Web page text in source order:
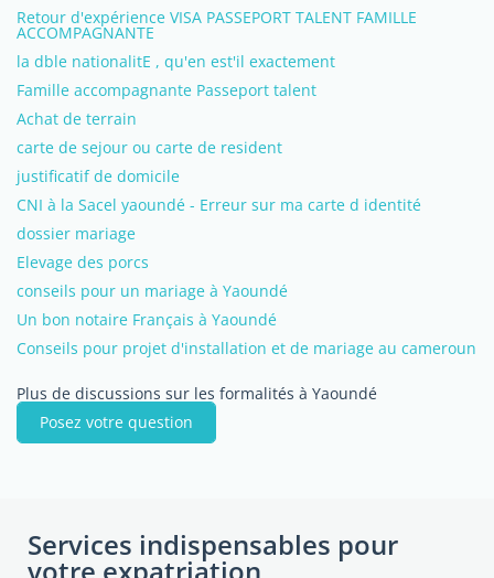
Retour d'expérience VISA PASSEPORT TALENT FAMILLE
ACCOMPAGNANTE
la dble nationalitE , qu'en est'il exactement
Famille accompagnante Passeport talent
Achat de terrain
carte de sejour ou carte de resident
justificatif de domicile
CNI à la Sacel yaoundé - Erreur sur ma carte d identité
dossier mariage
Elevage des porcs
conseils pour un mariage à Yaoundé
Un bon notaire Français à Yaoundé
Conseils pour projet d'installation et de mariage au cameroun
Plus de discussions sur les formalités à Yaoundé
Posez votre question
Services indispensables pour